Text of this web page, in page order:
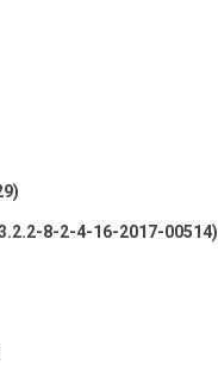
8-2-4-16-2017-00514)